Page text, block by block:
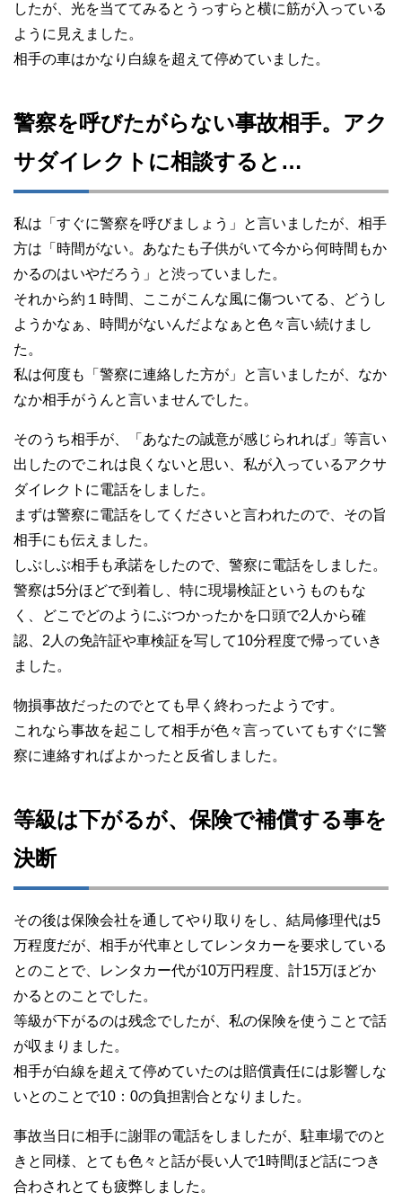
したが、光を当ててみるとうっすらと横に筋が入っている
ように見えました。
相手の車はかなり白線を超えて停めていました。
警察を呼びたがらない事故相手。アク
サダイレクトに相談すると…
私は「すぐに警察を呼びましょう」と言いましたが、相手
方は「時間がない。あなたも子供がいて今から何時間もか
かるのはいやだろう」と渋っていました。
それから約１時間、ここがこんな風に傷ついてる、どうし
ようかなぁ、時間がないんだよなぁと色々言い続けまし
た。
私は何度も「警察に連絡した方が」と言いましたが、なか
なか相手がうんと言いませんでした。
そのうち相手が、「あなたの誠意が感じられれば」等言い
出したのでこれは良くないと思い、私が入っているアクサ
ダイレクトに電話をしました。
まずは警察に電話をしてくださいと言われたので、その旨
相手にも伝えました。
しぶしぶ相手も承諾をしたので、警察に電話をしました。
警察は5分ほどで到着し、特に現場検証というものもな
く、どこでどのようにぶつかったかを口頭で2人から確
認、2人の免許証や車検証を写して10分程度で帰っていき
ました。
物損事故だったのでとても早く終わったようです。
これなら事故を起こして相手が色々言っていてもすぐに警
察に連絡すればよかったと反省しました。
等級は下がるが、保険で補償する事を
決断
その後は保険会社を通してやり取りをし、結局修理代は5
万程度だが、相手が代車としてレンタカーを要求している
とのことで、レンタカー代が10万円程度、計15万ほどか
かるとのことでした。
等級が下がるのは残念でしたが、私の保険を使うことで話
が収まりました。
相手が白線を超えて停めていたのは賠償責任には影響しな
いとのことで10：0の負担割合となりました。
事故当日に相手に謝罪の電話をしましたが、駐車場でのと
きと同様、とても色々と話が長い人で1時間ほど話につき
合わされとても疲弊しました。